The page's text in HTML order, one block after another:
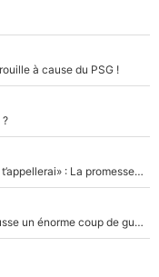
à cause du PSG !
Mercato - OM - «Dès que je prends un club, je t’appellerai» : La promesse de Marcelino au moment de claquer la porte
Victime de racisme contre Murray, Kyrgios pousse un énorme coup de gueule !